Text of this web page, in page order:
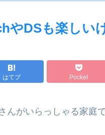
やDSも楽しい
はてブ Pocket
んがいらっしゃる家庭